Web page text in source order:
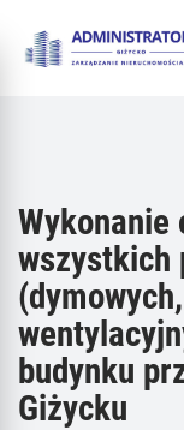
Wykonanie
wszystkich
budynku
Giżycku